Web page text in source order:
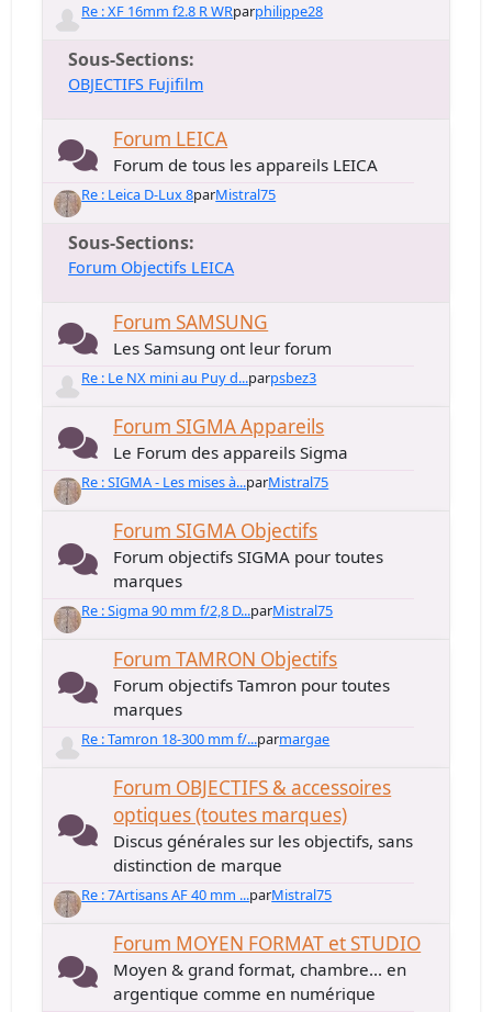
Re : XF 16mm f2.8 R WRparphilippe28
Sous-Sections
OBJECTIFS Fujifilm
Forum LEICA
Forum de tous les appareils LEICA
Re : Leica D-Lux 8parMistral75
Sous-Sections
Forum Objectifs LEICA
Forum SAMSUNG
Les Samsung ont leur forum
Re : Le NX mini au Puy d...parpsbez3
Forum SIGMA Appareils
Le Forum des appareils Sigma
Re : SIGMA - Les mises à...parMistral75
Forum SIGMA Objectifs
Forum objectifs SIGMA pour toutes
marques
Re : Sigma 90 mm f/2,8 D...parMistral75
Forum TAMRON Objectifs
Forum objectifs Tamron pour toutes
marques
Re : Tamron 18-300 mm f/...parmargae
Forum OBJECTIFS & accessoires
optiques (toutes marques)
Discus générales sur les objectifs, sans
distinction de marque
Re : 7Artisans AF 40 mm ...parMistral75
Forum MOYEN FORMAT et STUDIO
Moyen & grand format, chambre... en
argentique comme en numérique